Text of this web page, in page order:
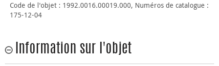
Code de l'objet : 1992.0016.00019.000, Numéros de catalogue :
175-12-04
Information sur l'objet